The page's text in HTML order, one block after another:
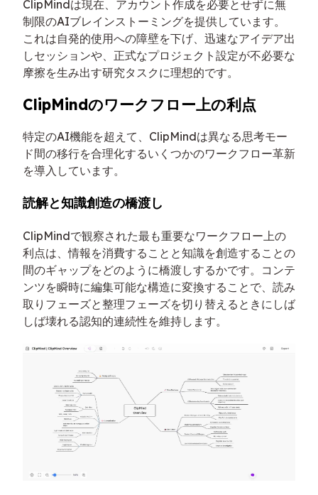
ClipMindは現在、アカウント作成を必要とせずに無
制限のAIブレインストーミングを提供しています。
これは自発的使用への障壁を下げ、迅速なアイデア出
しセッションや、正式なプロジェクト設定が不必要な
摩擦を生み出す研究タスクに理想的です。
ClipMindのワークフロー上の利点
特定のAI機能を超えて、ClipMindは異なる思考モー
ド間の移行を合理化するいくつかのワークフロー革新
を導入しています。
読解と知識創造の橋渡し
ClipMindで観察された最も重要なワークフロー上の
利点は、情報を消費することと知識を創造することの
間のギャップをどのように橋渡しするかです。コンテ
ンツを瞬時に編集可能な構造に変換することで、読み
取りフェーズと整理フェーズを切り替えるときにしば
しば壊れる認知的連続性を維持します。